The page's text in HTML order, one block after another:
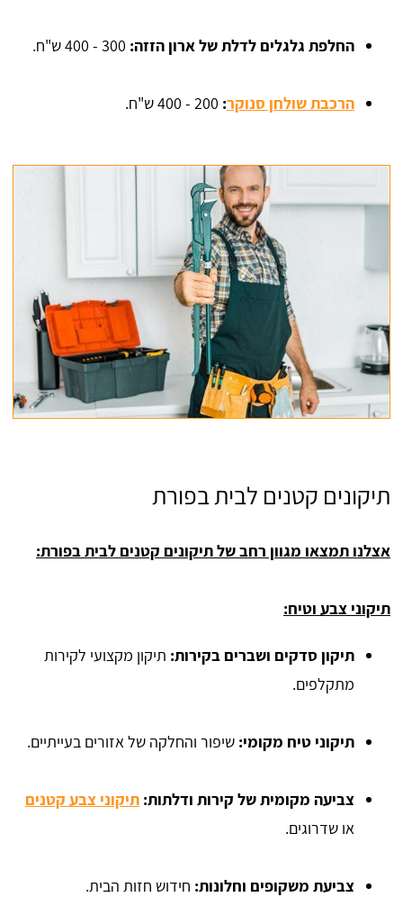
החלפת גלגלים לדלת של ארון הזזה: 300 - 400 ש"ח.
הרכבת שולחן סנוקר: 200 - 400 ש"ח.
תיקונים קטנים לבית בפורת
אצלנו תמצאו מגוון רחב של תיקונים קטנים לבית בפורת:
תיקוני צבע וטיח:
תיקון סדקים ושברים בקירות: תיקון מקצועי לקירות
מתקלפים.
תיקוני טיח מקומי: שיפור והחלקה של אזורים בעייתיים.
צביעה מקומית של קירות ודלתות: תיקוני צבע קטנים
או שדרוגים.
צביעת משקופים וחלונות: חידוש חזות הבית.